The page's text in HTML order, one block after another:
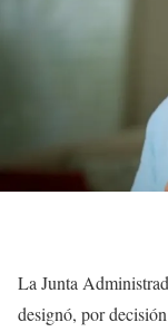
La Junta
designó, por